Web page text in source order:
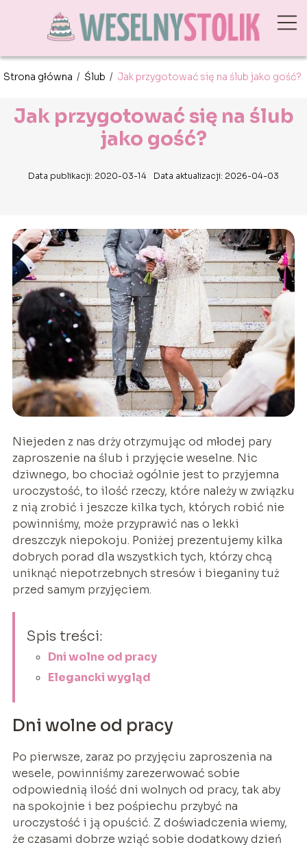
Strona główna / Ślub / Jak przygotować się na ślub jako gość?
Jak przygotować się na ślub
jako gość?
Data publikacji: 2020-03-14 Data aktualizacji: 2026-04-03
Niejeden z nas drży otrzymując od młodej pary
zaproszenie na ślub i przyjęcie weselne. Nic
dziwnego, bo chociaż ogólnie jest to przyjemna
uroczystość, to ilość rzeczy, które należy w związku
z nią zrobić i jeszcze kilka tych, których robić nie
powinniśmy, może przyprawić nas o lekki
dreszczyk niepokoju. Poniżej prezentujemy kilka
dobrych porad dla wszystkich tych, którzy chcą
uniknąć niepotrzebnych stresów i bieganiny tuż
przed samym przyjęciem.
Spis treści:
Dni wolne od pracy
Elegancki wygląd
Dni wolne od pracy
Po pierwsze, zaraz po przyjęciu zaproszenia na
wesele, powinniśmy zarezerwować sobie
odpowiednią ilość dni wolnych od pracy, tak aby
na spokojnie i bez pośpiechu przybyć na
uroczystość i ją opuścić. Z doświadczenia wiemy,
że czasami dobrze wziąć sobie dodatkowy dzień